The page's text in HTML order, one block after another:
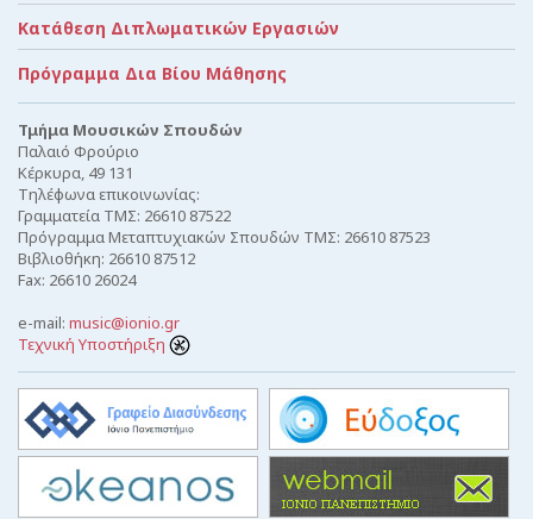
Κατάθεση Διπλωματικών Εργασιών
Πρόγραμμα Δια Βίου Μάθησης
Τμήμα Μουσικών Σπουδών
Παλαιό Φρούριο
Κέρκυρα, 49 131
Τηλέφωνα επικοινωνίας:
Γραμματεία ΤΜΣ: 26610 87522
Πρόγραμμα Μεταπτυχιακών Σπουδών ΤΜΣ: 26610 87523
Βιβλιοθήκη: 26610 87512
Fax: 26610 26024
e-mail: music@ionio.gr
Τεχνική Υποστήριξη